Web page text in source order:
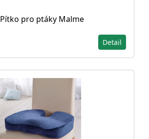
Pítko pro ptáky Malme
Detail